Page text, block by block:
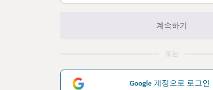
계속하기
또는
Google 계정으로 로그인